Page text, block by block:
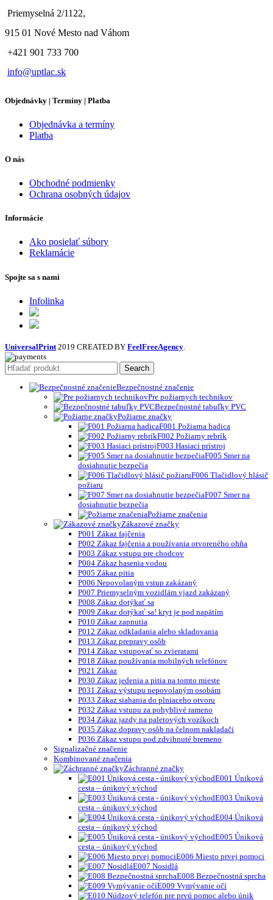
Priemyselná 2/1122,
915 01 Nové Mesto nad Váhom
+421 901 733 700
info@uptlac.sk
Objednávky | Termíny | Platba
Objednávka a termíny
Platba
O nás
Obchodné podmienky
Ochrana osobných údajov
Informácie
Ako posielať súbory
Reklamácie
Spojte sa s nami
Infolinka
UniversalPrint 2019 CREATED BY FeelFreeAgency
Search
Bezpečnostné značenie
Pre požiarnych technikov
Bezpečnostné tabuľky PVC
Požiarne značky
F001 Požiarna hadica
F002 Požiarny rebrík
F003 Hasiaci prístroj
F005 Smer na
dosiahnutie bezpečia
F006 Tlačidlový hlásič
požiaru
F007 Smer na
dosiahnutie bezpečia
Požiarne značenia
Zákazové značky
P001 Zákaz fajčenia
P002 Zákaz fajčenia a používania otvoreného ohňa
P003 Zákaz vstupu pre chodcov
P004 Zákaz hasenia vodou
P005 Zákaz pitia
P006 Nepovolaným vstup zakázaný
P007 Priemyselným vozidlám vjazd zakázaný
P008 Zákaz dotýkať sa
P009 Zákaz dotýkať sa! kryt je pod napätím
P010 Zákaz zapnutia
P012 Zákaz odkladania alebo skladovania
P013 Zákaz prepravy osôb
P014 Zákaz vstupovať so zvieratami
P018 Zákaz používania mobilných telefónov
P021 Zákaz
P030 Zákaz jedenia a pitia na tomto mieste
P031 Zákaz výstupu nepovolaným osobám
P033 Zákaz siahania do plniaceho otvoru
P032 Zákaz vstupu za pohyblivé rameno
P034 Zákaz jazdy na paletových vozíkoch
P035 Zákaz dopravy osôb na čelnom nakladači
P036 Zákaz vstupu pod zdvihnuté bremeno
Signalizačné značenie
Kombinované značenia
Záchranné značky
E001 Úniková
cesta – únikový východ
E003 Úniková
cesta – únikový východ
E004 Úniková
cesta – únikový východ
E005 Ůniková
cesta – únikový východ
E006 Miesto prvej pomoci
E007 Nosidlá
E008 Bezpečnostná sprcha
E009 Vymývanie očí